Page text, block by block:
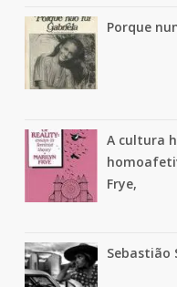
Porque
A cultura
Frye,
Sebastião